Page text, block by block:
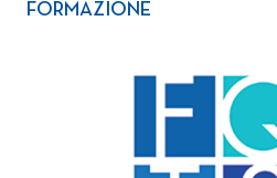
FORMAZIONE